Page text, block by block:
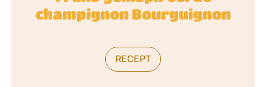
champignon Bourguignon
RECEPT